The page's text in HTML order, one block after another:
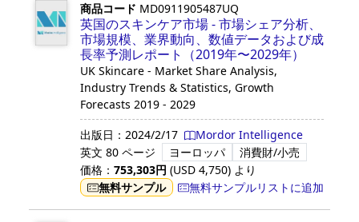
商品コード MD0911905487UQ
英国のスキンケア市場 - 市場シェア分析、
市場規模、業界動向、数値データおよび成
長率予測レポート（2019年〜2029年）
UK Skincare - Market Share Analysis,
Industry Trends & Statistics, Growth
Forecasts 2019 - 2029
出版日： 2024/2/17
Mordor Intelligence
英文 80 ページ ヨーロッパ
消費財/小売
価格： 753,303円 (USD 4,750) より
無料サンプル
無料サンプルリストに追加